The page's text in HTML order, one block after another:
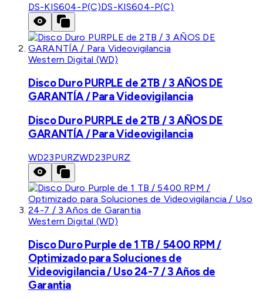
DS-KIS604-P(C)DS-KIS604-P(C)
Western Digital (WD)
Disco Duro PURPLE de 2TB / 3 AÑOS DE
GARANTÍA / Para Videovigilancia
Disco Duro PURPLE de 2TB / 3 AÑOS DE
GARANTÍA / Para Videovigilancia
WD23PURZWD23PURZ
Western Digital (WD)
Disco Duro Purple de 1 TB / 5400 RPM /
Optimizado para Soluciones de
Videovigilancia / Uso 24-7 / 3 Años de
Garantia